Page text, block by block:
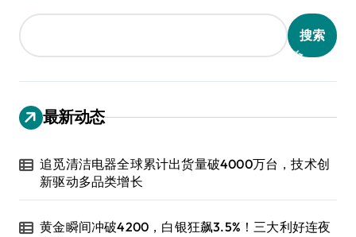
搜索
最新动态
追觅清洁电器全球累计出货量破4000万台，技术创
新驱动多品类增长
黄金瞬间冲破4200，白银狂飙3.5%！三大利好连夜